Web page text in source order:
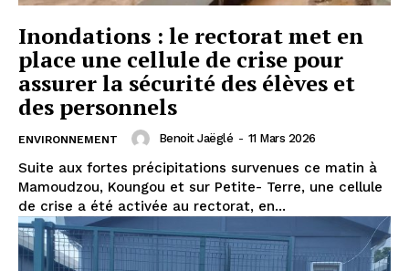
Inondations : le rectorat met en
place une cellule de crise pour
assurer la sécurité des élèves et
des personnels
ENVIRONNEMENT Benoit Jaëglé - 11 Mars 2026
Suite aux fortes précipitations survenues ce matin à
Mamoudzou, Koungou et sur Petite- Terre, une cellule
de crise a été activée au rectorat, en...